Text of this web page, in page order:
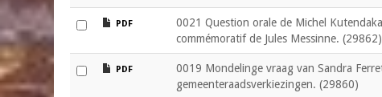
file
PDF
0021 Question orale de Michel
commémoratif de Jules Messinne. (29862)
file
PDF
0019 Mondelinge vraag van Sandra
gemeenteraadsverkiezingen. (29860)